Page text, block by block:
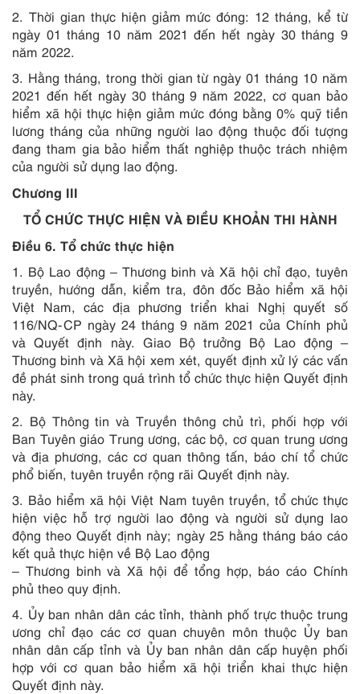
2. Thời gian thực hiện giảm mức đóng: 12 tháng, kể từ
ngày 01 tháng 10 năm 2021 đến hết ngày 30 tháng 9
năm 2022.
3. Hằng tháng, trong thời gian từ ngày 01 tháng 10 năm
2021 đến hết ngày 30 tháng 9 năm 2022, cơ quan bảo
hiểm xã hội thực hiện giảm mức đóng bằng 0% quỹ tiền
lương tháng của những người lao động thuộc đối tượng
đang tham gia bảo hiểm thất nghiệp thuộc trách nhiệm
của người sử dụng lao động.
Chương III
TỔ CHỨC THỰC HIỆN VÀ ĐIỀU KHOẢN THI HÀNH
Điều 6. Tổ chức thực hiện
1. Bộ Lao động – Thương binh và Xã hội chỉ đạo, tuyên
truyền, hướng dẫn, kiểm tra, đôn đốc Bảo hiểm xã hội
Việt Nam, các địa phương triển khai Nghị quyết số
116/NQ-CP ngày 24 tháng 9 năm 2021 của Chính phủ
và Quyết định này. Giao Bộ trưởng Bộ Lao động –
Thương binh và Xã hội xem xét, quyết định xử lý các vấn
đề phát sinh trong quá trình tổ chức thực hiện Quyết định
này.
2. Bộ Thông tin và Truyền thông chủ trì, phối hợp với
Ban Tuyên giáo Trung ương, các bộ, cơ quan trung ương
và địa phương, các cơ quan thông tấn, báo chí tổ chức
phổ biến, tuyên truyền rộng rãi Quyết định này.
3. Bảo hiểm xã hội Việt Nam tuyên truyền, tổ chức thực
hiện việc hỗ trợ người lao động và người sử dụng lao
động theo Quyết định này; ngày 25 hằng tháng báo cáo
kết quả thực hiện về Bộ Lao động
– Thương binh và Xã hội để tổng hợp, báo cáo Chính
phủ theo quy định.
4. Ủy ban nhân dân các tỉnh, thành phố trực thuộc trung
ương chỉ đạo các cơ quan chuyên môn thuộc Ủy ban
nhân dân cấp tỉnh và Ủy ban nhân dân cấp huyện phối
hợp với cơ quan bảo hiểm xã hội triển khai thực hiện
Quyết định này.